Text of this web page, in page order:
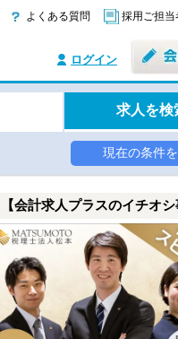
よくある質問 採用ご担
ログイン
求人を検
現在の条件
【会計求人プラスのイチオシ